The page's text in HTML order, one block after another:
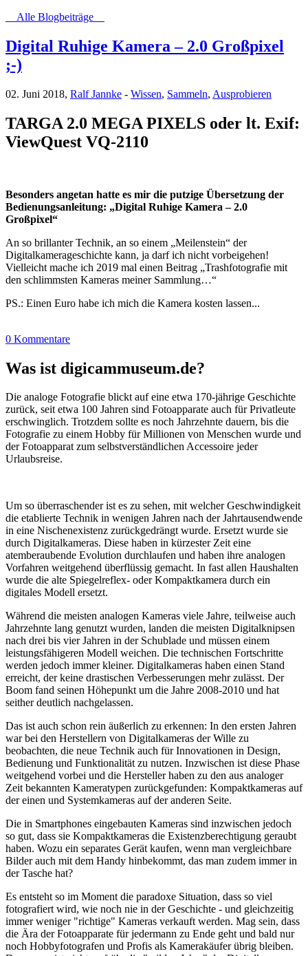
Alle Blogbeiträge
Digital Ruhige Kamera – 2.0 Großpixel
;-)
02. Juni 2018, Ralf Jannke - Wissen, Sammeln, Ausprobieren
TARGA 2.0 MEGA PIXELS oder lt. Exif:
ViewQuest VQ-2110
Besonders angetan hatte es mir die putzige Übersetzung der
Bedienungsanleitung: „Digital Ruhige Kamera – 2.0
Großpixel“
An so brillanter Technik, an so einem „Meilenstein“ der
Digitalkamerageschichte kann, ja darf ich nicht vorbeigehen!
Vielleicht mache ich 2019 mal einen Beitrag „Trashfotografie mit
den schlimmsten Kameras meiner Sammlung…“
PS.: Einen Euro habe ich mich die Kamera kosten lassen...
0 Kommentare
Was ist digicammuseum.de?
Die analoge Fotografie blickt auf eine etwa 170-jährige Geschichte
zurück, seit etwa 100 Jahren sind Fotoapparate auch für Privatleute
erschwinglich. Trotzdem sollte es noch Jahrzehnte dauern, bis die
Fotografie zu einem Hobby für Millionen von Menschen wurde und
der Fotoapparat zum selbstverständlichen Accessoire jeder
Urlaubsreise.
Um so überraschender ist es zu sehen, mit welcher Geschwindigkeit
die etablierte Technik in wenigen Jahren nach der Jahrtausendwende
in eine Nischenexistenz zurückgedrängt wurde. Ersetzt wurde sie
durch Digitalkameras. Diese haben in kürzester Zeit eine
atemberaubende Evolution durchlaufen und haben ihre analogen
Vorfahren weitgehend überflüssig gemacht. In fast allen Haushalten
wurde die alte Spiegelreflex- oder Kompaktkamera durch ein
digitales Modell ersetzt.
Während die meisten analogen Kameras viele Jahre, teilweise auch
Jahrzehnte lang genutzt wurden, landen die meisten Digitalknipsen
nach drei bis vier Jahren in der Schublade und müssen einem
leistungsfähigeren Modell weichen. Die technischen Fortschritte
werden jedoch immer kleiner. Digitalkameras haben einen Stand
erreicht, der keine drastischen Verbesserungen mehr zulässt. Der
Boom fand seinen Höhepunkt um die Jahre 2008-2010 und hat
seither deutlich nachgelassen.
Das ist auch schon rein äußerlich zu erkennen: In den ersten Jahren
war bei den Herstellern von Digitalkameras der Wille zu
beobachten, die neue Technik auch für Innovationen in Design,
Bedienung und Funktionalität zu nutzen. Inzwischen ist diese Phase
weitgehend vorbei und die Hersteller haben zu den aus analoger
Zeit bekannten Kameratypen zurückgefunden: Kompaktkameras auf
der einen und Systemkameras auf der anderen Seite.
Die in Smartphones eingebauten Kameras sind inzwischen jedoch
so gut, dass sie Kompaktkameras die Existenzberechtigung geraubt
haben. Wozu ein separates Gerät kaufen, wenn man vergleichbare
Bilder auch mit dem Handy hinbekommt, das man zudem immer in
der Tasche hat?
Es entsteht so im Moment die paradoxe Situation, dass so viel
fotografiert wird, wie noch nie in der Geschichte - und gleichzeitig
immer weniger "richtige" Kameras verkauft werden. Mag sein, dass
die Ära der Fotoapparate für jedermann zu Ende geht und bald nur
noch Hobbyfotografen und Profis als Kamerakäufer übrig bleiben.